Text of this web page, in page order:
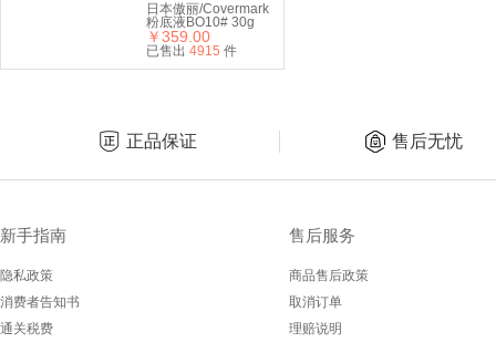
日本傲丽/Covermark
粉底液BO10# 30g
￥359.00
已售出 4915 件
正品保证 售后无忧
新手指南
隐私政策
消费者告知书
通关税费
售后服务
商品售后政策
取消订单
理赔说明